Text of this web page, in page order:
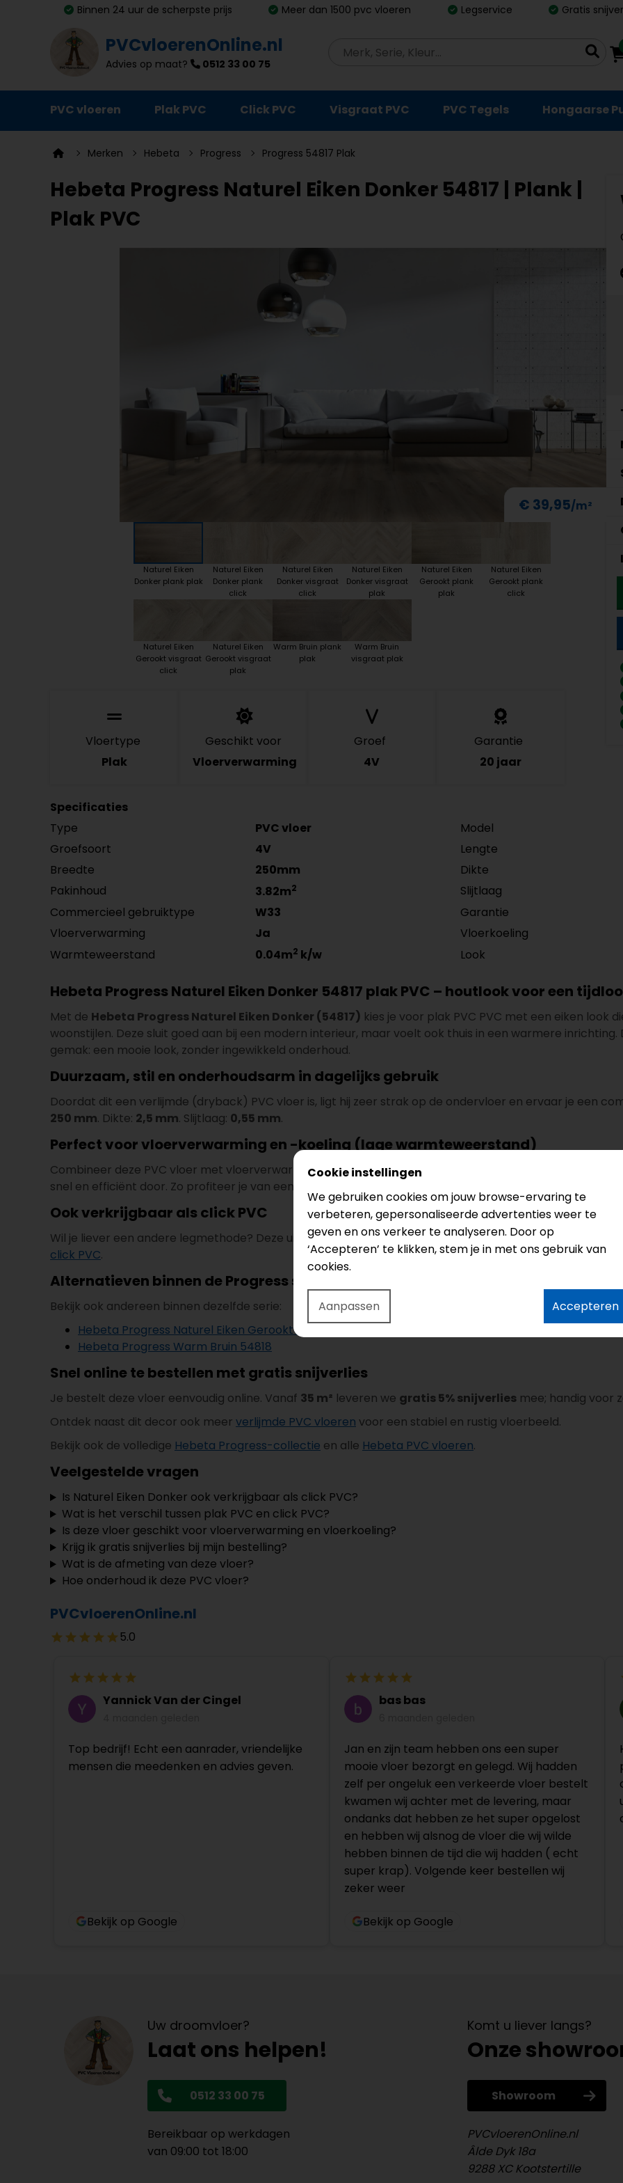
Binnen 24 uur de scherpste prijs Meer dan 1500 pvc vloeren Legservice Gratis
PVCvloerenOnline.nl
Advies op maat? 0512 33 00 75
PVC vloeren Plak PVC Click PVC Visgraat PVC PVC Tegels Hongaarse
Ondervloeren
Plinten
Deurmatten
Merken Hebeta Progress Progress 54817 Plak
Hebeta Progress Naturel Eiken Donker 54817 | Plank |
Plak PVC
€ 39,95
Naturel Eiken
Donker plank plak
Naturel Eiken
Donker plank
click
Naturel Eiken
Donker visgraat
click
Naturel Eiken
Donker visgraat
plak
Naturel Eiken
Gerookt plank
plak
Naturel Eiken
Gerookt plank
click
Naturel Eiken
Gerookt visgraat
click
Naturel Eiken
Gerookt visgraat
plak
Warm Bruin plank
plak
Warm Bruin
visgraat plak
Vloertype
Plak
Geschikt voor
Vloerverwarming
Groef
4V
Garantie
20 jaar
Specificaties
Type
PVC vloer Model
Groefsoort
4V Lengte
Breedte
250mm Dikte
Pakinhoud
3.82m2 Slijtlaag
Commercieel gebruiktype
W33 Garantie
Vloerverwarming
Ja Vloerkoeling
Warmteweerstand
0.04m2 k/w Look
Hebeta Progress Naturel Eiken Donker 54817 plak PVC – houtlook voor een
Met de Hebeta Progress Naturel Eiken Donker (54817) kies je voor plak PVC PVC met een eiken
woonstijlen. Deze sluit goed aan bij een modern interieur, maar voelt ook thuis in een warmere
gemak: een mooie look, zonder ingewikkeld onderhoud.
Duurzaam, stil en onderhoudsarm in dagelijks gebruik
Doordat dit een verlijmde (dryback) PVC vloer is, ligt hij zeer strak op de ondervloer en ervaar je een
250 mm. Dikte: 2,5 mm. Slijtlaag: 0,55 mm.
Perfect voor vloerverwarming en -koeling (lage warmteweerstand)
Combineer deze PVC vloer met vloerverwarming en -koeling voor extra comfort. Met een lage
snel en efficiënt door. Zo profiteer je van een aangename, gelijkmatige temperatuur.
Ook verkrijgbaar als click PVC
Wil je liever een andere legmethode? Deze uitvoering is ook verkrijgbaar alsclick PVC. Bekijk de:
click PVC.
Alternatieven binnen de Progress serie
Bekijk ook andereen binnen dezelfde serie:
Hebeta Progress Naturel Eiken Gerookt 54816
Hebeta Progress Warm Bruin 54818
Snel online te bestellen met gratis snijverlies
Je bestelt deze vloer eenvoudig online. Vanaf 35 m² leveren we gratis 5% snijverlies mee; handig voor
Ontdek naast dit decor ook meer verlijmde PVC vloeren voor een stabiel en rustig vloerbeeld.
Bekijk ook de volledige Hebeta Progress-collectie en alle Hebeta PVC vloeren.
Veelgestelde vragen
Is Naturel Eiken Donker ook verkrijgbaar als click PVC?
Wat is het verschil tussen plak PVC en click PVC?
Is deze vloer geschikt voor vloerverwarming en vloerkoeling?
Krijg ik gratis snijverlies bij mijn bestelling?
Wat is de afmeting van deze vloer?
Hoe onderhoud ik deze PVC vloer?
PVCvloerenOnline.nl
5.0
Yannick Van der Cingel
Top bedrijf! Echt een aanrader, vriendelijke
mensen die meedenken en advies geven.
Bekijk op Google
bas bas
Jan en zijn team hebben ons een super
mooie vloer bezorgt en gelegd. Wij hadden
zelf per ongeluk een verkeerde vloer bestelt
kwamen wij achter met de levering, maar
ondanks dat hebben ze het super opgelost
en hebben wij alsnog de vloer die wij wilde
hebben binnen de tijd die wij hadden ( echt
super krap). Volgende keer bestellen wij
zeker weer
Bekijk op Google
Cookie instellingen
We gebruiken cookies om jouw browse-ervaring te
verbeteren, gepersonaliseerde advertenties weer te
geven en ons verkeer te analyseren. Door op
‘Accepteren’ te klikken, stem je in met ons gebruik van
cookies.
Aanpassen Accepteren
Uw droomvloer?
Laat ons helpen!
0512 33 00 75
Bereikbaar op werkdagen
van 09:00 tot 18:00
Komt u liever langs?
Onze
Showroom
PVCvloerenOnline.nl
Âlde Dyk 18a
9288 XC Kootstertille